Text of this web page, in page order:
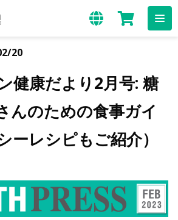
20
健康だより2月号: 糖
んのための食事ガイ
ーレシピもご紹介）